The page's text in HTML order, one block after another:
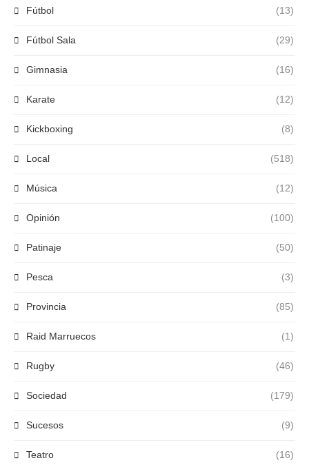
Fútbol (13)
Fútbol Sala (29)
Gimnasia (16)
Karate (12)
Kickboxing (8)
Local (518)
Música (12)
Opinión (100)
Patinaje (50)
Pesca (3)
Provincia (85)
Raid Marruecos (1)
Rugby (46)
Sociedad (179)
Sucesos (9)
Teatro (16)